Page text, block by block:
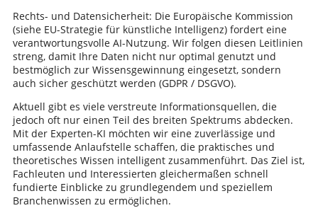
Rechts- und Datensicherheit: Die Europäische Kommission
(siehe EU-Strategie für künstliche Intelligenz) fordert eine
verantwortungsvolle AI-Nutzung. Wir folgen diesen Leitlinien
streng, damit Ihre Daten nicht nur optimal genutzt und
bestmöglich zur Wissensgewinnung eingesetzt, sondern
auch sicher geschützt werden (GDPR / DSGVO).
Aktuell gibt es viele verstreute Informationsquellen, die
jedoch oft nur einen Teil des breiten Spektrums abdecken.
Mit der Experten-KI möchten wir eine zuverlässige und
umfassende Anlaufstelle schaffen, die praktisches und
theoretisches Wissen intelligent zusammenführt. Das Ziel ist,
Fachleuten und Interessierten gleichermaßen schnell
fundierte Einblicke zu grundlegendem und speziellem
Branchenwissen zu ermöglichen.